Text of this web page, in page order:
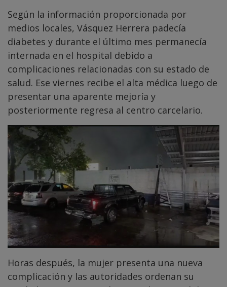
Según la información proporcionada por
medios locales, Vásquez Herrera padecía
diabetes y durante el último mes permanecía
internada en el hospital debido a
complicaciones relacionadas con su estado de
salud. Ese viernes recibe el alta médica luego de
presentar una aparente mejoría y
posteriormente regresa al centro carcelario.
Horas después, la mujer presenta una nueva
complicación y las autoridades ordenan su